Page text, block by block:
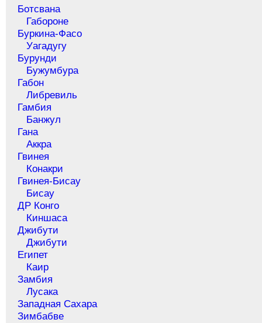
Ботсвана
Габороне
Буркина-Фасо
Уагадугу
Бурунди
Бужумбура
Габон
Либревиль
Гамбия
Банжул
Гана
Аккра
Гвинея
Конакри
Гвинея-Бисау
Бисау
ДР Конго
Киншаса
Джибути
Джибути
Египет
Каир
Замбия
Лусака
Западная Сахара
Зимбабве